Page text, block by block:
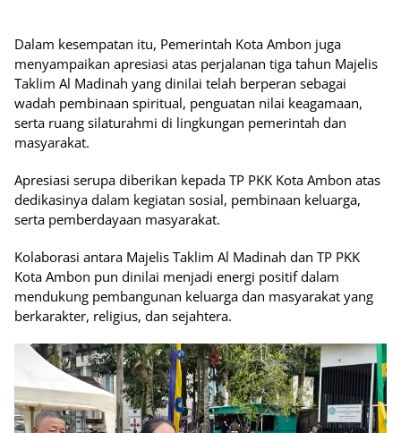
Dalam kesempatan itu, Pemerintah Kota Ambon juga
menyampaikan apresiasi atas perjalanan tiga tahun Majelis
Taklim Al Madinah yang dinilai telah berperan sebagai
wadah pembinaan spiritual, penguatan nilai keagamaan,
serta ruang silaturahmi di lingkungan pemerintah dan
masyarakat.
Apresiasi serupa diberikan kepada TP PKK Kota Ambon atas
dedikasinya dalam kegiatan sosial, pembinaan keluarga,
serta pemberdayaan masyarakat.
Kolaborasi antara Majelis Taklim Al Madinah dan TP PKK
Kota Ambon pun dinilai menjadi energi positif dalam
mendukung pembangunan keluarga dan masyarakat yang
berkarakter, religius, dan sejahtera.